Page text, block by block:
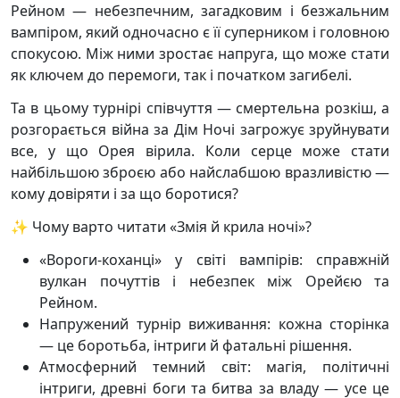
Рейном — небезпечним, загадковим і безжальним
вампіром, який одночасно є її суперником і головною
спокусою. Між ними зростає напруга, що може стати
як ключем до перемоги, так і початком загибелі.
Та в цьому турнірі співчуття — смертельна розкіш, а
розгорається війна за Дім Ночі загрожує зруйнувати
все, у що Орея вірила. Коли серце може стати
найбільшою зброєю або найслабшою вразливістю —
кому довіряти і за що боротися?
✨ Чому варто читати «Змія й крила ночі»?
«Вороги-коханці» у світі вампірів: справжній
вулкан почуттів і небезпек між Орейєю та
Рейном.
Напружений турнір виживання: кожна сторінка
— це боротьба, інтриги й фатальні рішення.
Атмосферний темний світ: магія, політичні
інтриги, древні боги та битва за владу — усе це